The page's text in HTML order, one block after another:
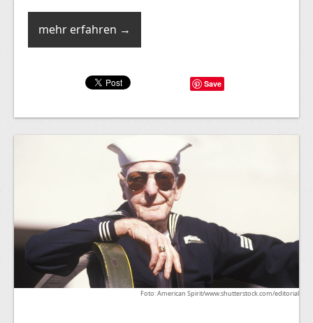
mehr erfahren →
Save
Foto: American Spirit/www.shutterstock.com/editorial